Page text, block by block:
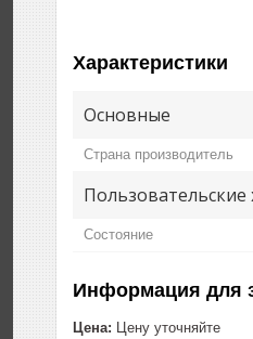
Характеристики
Основные
Страна производитель
Пользовательские
Состояние
Информация для
Цена: Цену уточняйте